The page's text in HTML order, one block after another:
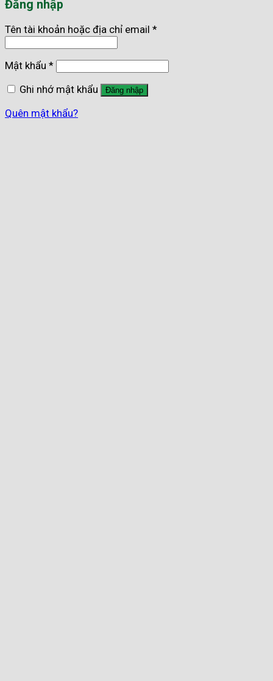
Đăng nhập
Tên tài khoản hoặc địa chỉ email *
Mật khẩu *
Ghi nhớ mật khẩu
Đăng nhập
Quên mật khẩu?